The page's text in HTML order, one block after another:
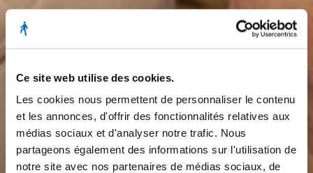
Ce site web utilise des cookies.
Les cookies nous permettent de personnaliser le contenu
et les annonces, d'offrir des fonctionnalités relatives aux
médias sociaux et d'analyser notre trafic. Nous
partageons également des informations sur l'utilisation de
notre site avec nos partenaires de médias sociaux, de